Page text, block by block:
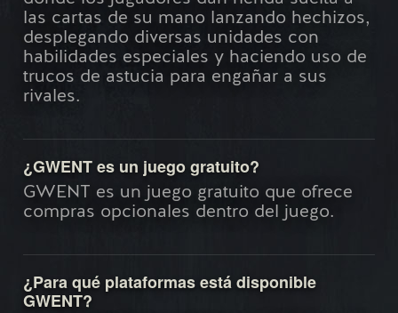
las cartas de su mano lanzando hechizos,
desplegando diversas unidades con
habilidades especiales y haciendo uso de
trucos de astucia para engañar a sus
rivales.
¿GWENT es un juego gratuito?
GWENT es un juego gratuito que ofrece
compras opcionales dentro del juego.
¿Para qué plataformas está disponible
GWENT?